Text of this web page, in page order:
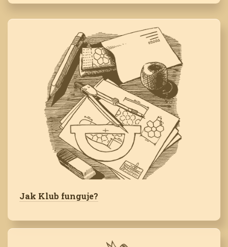
Jak Klub funguje?